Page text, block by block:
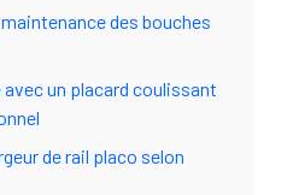
des bouches
avec un placard coulissant
de rail placo selon